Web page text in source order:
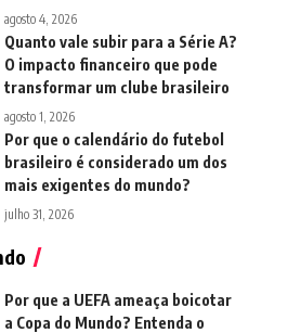
agosto 4, 2026
Quanto vale subir para a Série A?
O impacto financeiro que pode
transformar um clube brasileiro
agosto 1, 2026
Por que o calendário do futebol
brasileiro é considerado um dos
mais exigentes do mundo?
julho 31, 2026
Por que a UEFA ameaça boicotar
a Copa do Mundo? Entenda o